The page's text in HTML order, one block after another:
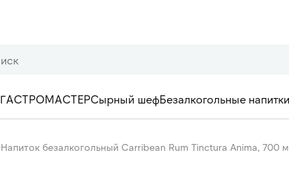
ГАСТРОМАСТЕРСырный шефБезалкогольные напитки
Напиток безалкогольный Carribean Rum Tinctura Anima, 700